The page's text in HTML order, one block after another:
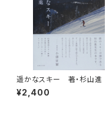
遥かなスキー 著・杉山進
¥2,400